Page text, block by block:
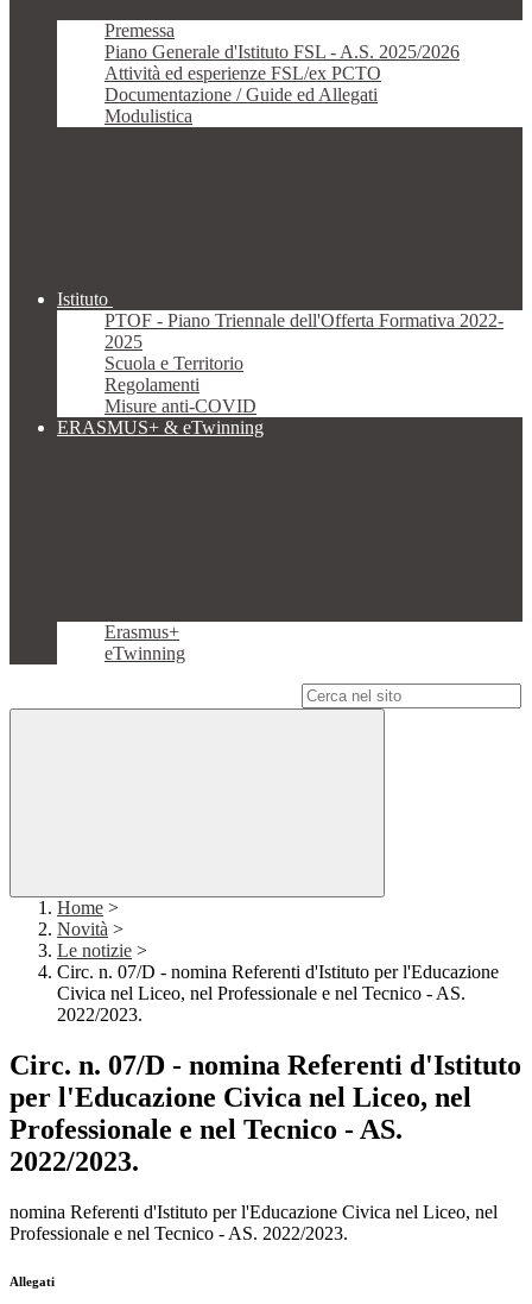
Premessa
Piano Generale d'Istituto FSL - A.S. 2025/2026
Attività ed esperienze FSL/ex PCTO
Documentazione / Guide ed Allegati
Modulistica
Istituto
PTOF - Piano Triennale dell'Offerta Formativa 2022-
2025
Scuola e Territorio
Regolamenti
Misure anti-COVID
ERASMUS+ & eTwinning
Erasmus+
eTwinning
Home >
Novità >
Le notizie >
Circ. n. 07/D - nomina Referenti d'Istituto per l'Educazione
Civica nel Liceo, nel Professionale e nel Tecnico - AS.
2022/2023.
Circ. n. 07/D - nomina Referenti d'Istituto
per l'Educazione Civica nel Liceo, nel
Professionale e nel Tecnico - AS.
2022/2023.
nomina Referenti d'Istituto per l'Educazione Civica nel Liceo, nel
Professionale e nel Tecnico - AS. 2022/2023.
Allegati